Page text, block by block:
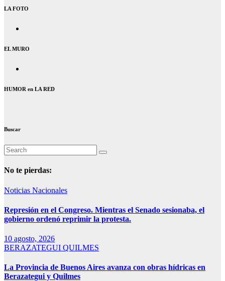
LA FOTO
EL MURO
HUMOR en LA RED
Buscar
No te pierdas:
Noticias Nacionales
Represión en el Congreso. Mientras el Senado sesionaba, el
gobierno ordenó reprimir la protesta.
10 agosto, 2026
BERAZATEGUI QUILMES
La Provincia de Buenos Aires avanza con obras hídricas en
Berazategui y Quilmes